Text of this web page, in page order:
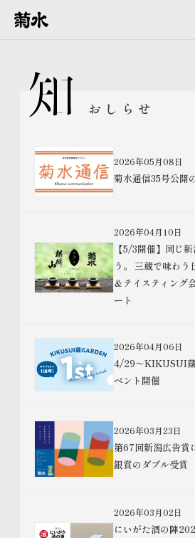
おしらせ
2026年05月08日
菊水通信35号公開
2026年04月10日
【5/3開催】同じ
う。 三蔵で味わ
＆テイスティング
ート
2026年04月06日
4/29～KIKUSUI
ベント開催
2026年03月23日
第67回新潟広告賞
銀賞のダブル受賞
2026年03月02日
にいがた酒の陣